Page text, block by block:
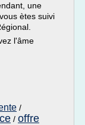
une
ètes suivi
l'âme
/
/ offre